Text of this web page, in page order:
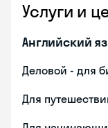
Услуги и
Английский
Деловой - для
Для